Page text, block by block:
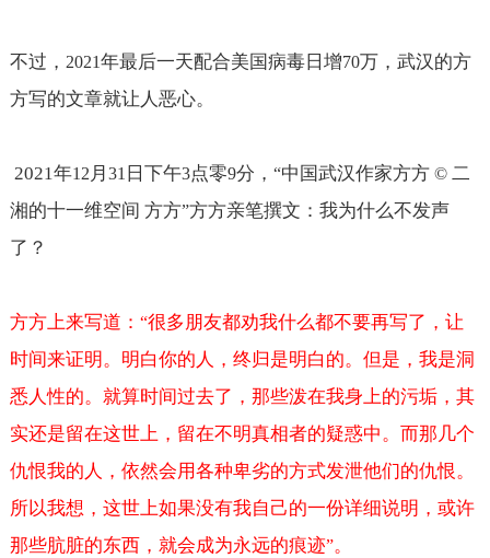
不过， 2021年最后一天配合美国病毒日增70万，武汉的方
方写的文章就让人恶心。
2021年12月 31 日下午3点零9分， “中国武汉作家方方© 二
湘的十一维空间 方方”方方亲笔撰文：我为什么不发声
了？
方方上来写道： “很多朋友都劝我什么都不要再写了，让
时间来证明。明白你的人，终归是明白的。但是，我是洞
悉人性的。就算时间过去了，那些泼在我身上的污垢，其
实还是留在这世上，留在不明真相者的疑惑中。而那几个
仇恨我的人，依然会用各种卑劣的方式发泄他们的仇恨。
所以我想，这世上如果没有我自己的一份详细说明，或许
那些肮脏的东西，就会成为永远的痕迹”。